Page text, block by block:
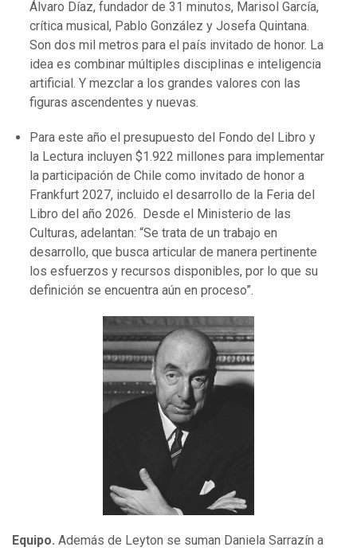
Álvaro Díaz, fundador de 31 minutos, Marisol García,
crítica musical, Pablo González y Josefa Quintana.
Son dos mil metros para el país invitado de honor. La
idea es combinar múltiples disciplinas e inteligencia
artificial. Y mezclar a los grandes valores con las
figuras ascendentes y nuevas.
Para este año el presupuesto del Fondo del Libro y
la Lectura incluyen $1.922 millones para implementar
la participación de Chile como invitado de honor a
Frankfurt 2027, incluido el desarrollo de la Feria del
Libro del año 2026. Desde el Ministerio de las
Culturas, adelantan: “Se trata de un trabajo en
desarrollo, que busca articular de manera pertinente
los esfuerzos y recursos disponibles, por lo que su
definición se encuentra aún en proceso”.
Equipo. Además de Leyton se suman Daniela Sarrazín a